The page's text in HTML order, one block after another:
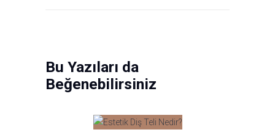
Bu Yazıları da
Beğenebilirsiniz